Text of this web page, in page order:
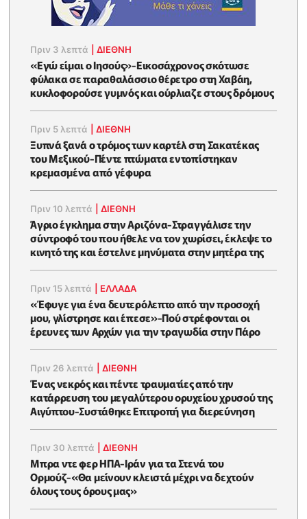
Πριν 3 λεπτά |ΔΙΕΘΝΗ
«Εγώ είμαι ο Ιησούς»-Εικοσάχρονος σκότωσε
φύλακα σε παραθαλάσσιο θέρετρο στη Χαβάη,
κυκλοφορούσε γυμνός και ούρλιαζε στους δρόμους
Πριν 5 λεπτά |ΔΙΕΘΝΗ
Ξυπνά ξανά ο τρόμος των καρτέλ στη Σακατέκας
του Μεξικού-Πέντε πτώματα εντοπίστηκαν
κρεμασμένα από γέφυρα
Πριν 10 λεπτά |ΔΙΕΘΝΗ
Άγριο έγκλημα στην Αριζόνα-Στραγγάλισε την
σύντροφό του που ήθελε να τον χωρίσει, έκλεψε το
κινητό της και έστελνε μηνύματα στην μητέρα της
Πριν 15 λεπτά ΕΛΛΑΔΑ
«Έφυγε για ένα δευτερόλεπτο από την προσοχή
μου, γλίστρησε και έπεσε»-Πού στρέφονται οι
έρευνες των Αρχών για την τραγωδία στην Πάρο
Πριν 26 λεπτά |ΔΙΕΘΝΗ
Ένας νεκρός και πέντε τραυματίες από την
κατάρρευση του μεγαλύτερου ορυχείου χρυσού της
Αιγύπτου-Συστάθηκε Επιτροπή για διερεύνηση
Πριν 30 λεπτά |ΔΙΕΘΝΗ
Μπρα ντε φερ ΗΠΑ-Ιράν για τα Στενά του
Ορμούζ-«Θα μείνουν κλειστά μέχρι να δεχτούν
όλους τους όρους μας»